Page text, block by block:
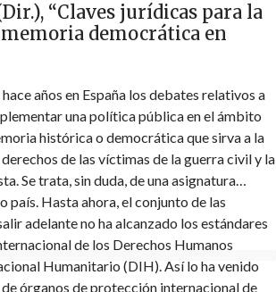
“Claves jurídicas para la
democrática en
años en España los debates relativos a
una política pública en el ámbito
histórica o democrática que sirva a la
de las víctimas de la guerra civil y la
Se trata, sin duda, de una asignatura
país. Hasta ahora, el conjunto de las
adelante no ha alcanzado los estándares
de los Derechos Humanos
Humanitario (DIH). Así lo ha venido
órganos de protección internacional de